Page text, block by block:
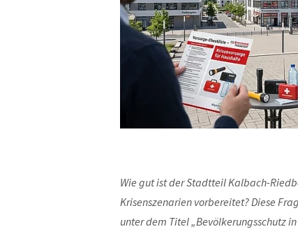
Wie gut ist der Stadtteil Kalbach-
Krisenszenarien vorbereitet? Diese
unter dem Titel „Bevölkerungsschutz